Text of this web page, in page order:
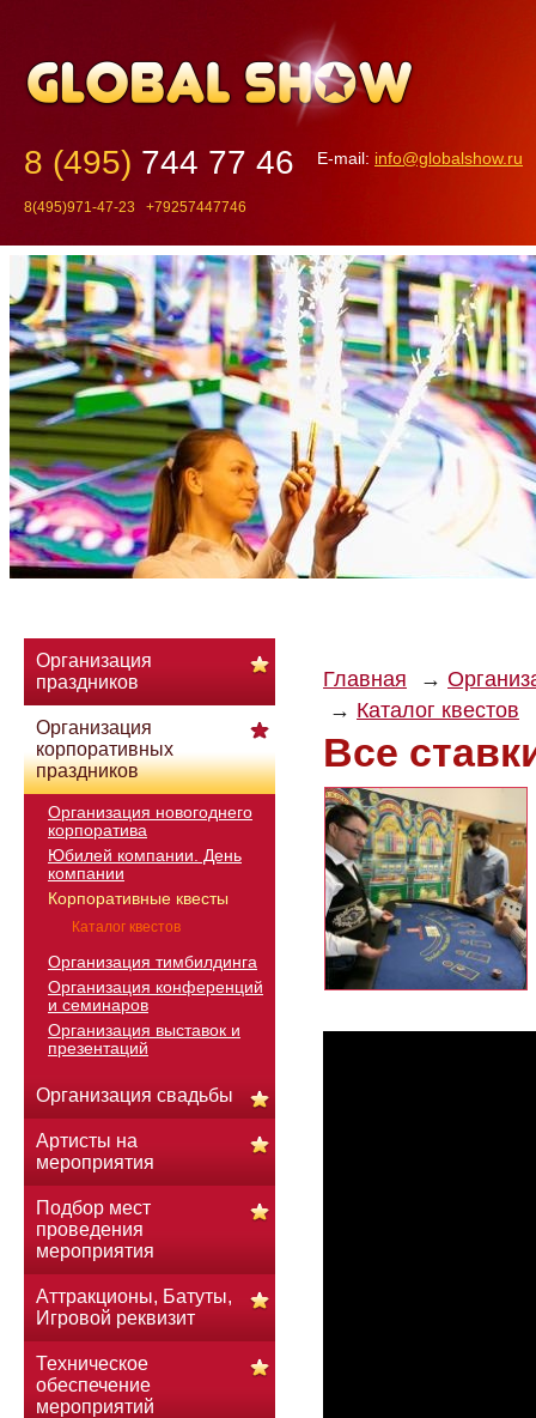
8 (495) 744 77 46
8(495)971-47-23 +79257447746
E-mail: info@globalshow.ru
Главная
Каталог квестов
Все
Организация
праздников
Организация
корпоративных
праздников
Организация новогоднего
корпоратива
Юбилей компании. День
компании
Корпоративные квесты
Каталог квестов
Организация тимбилдинга
Организация конференций
и семинаров
Организация выставок и
презентаций
Организация свадьбы
Артисты на
мероприятия
Подбор мест
проведения
мероприятия
Аттракционы, Батуты,
Игровой реквизит
Техническое
обеспечение
мероприятий